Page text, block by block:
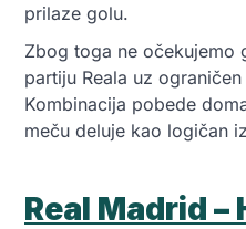
prilaze golu.
Zbog toga ne očekujemo
partiju Reala uz
Kombinacija pobede
meču deluje kao logičan
Real Madrid –